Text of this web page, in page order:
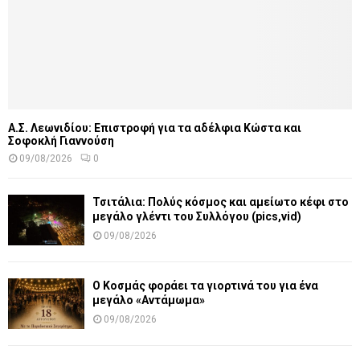
Α.Σ. Λεωνιδίου: Επιστροφή για τα αδέλφια Κώστα και
Σοφοκλή Γιαννούση
09/08/2026 0
Τσιτάλια: Πολύς κόσμος και αμείωτο κέφι στο
μεγάλο γλέντι του Συλλόγου (pics,vid)
09/08/2026
Ο Κοσμάς φοράει τα γιορτινά του για ένα
μεγάλο «Αντάμωμα»
09/08/2026